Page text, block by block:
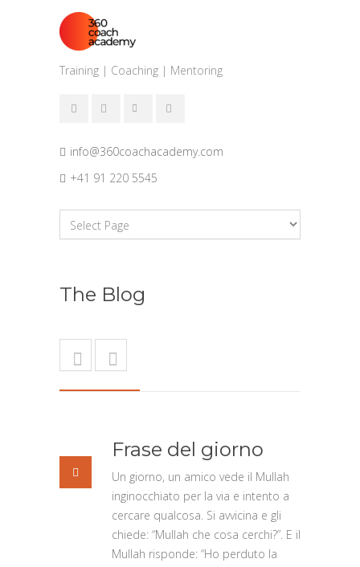
Training | Coaching | Mentoring
info@360coachacademy.com
+41 91 220 5545
The Blog
Frase del giorno
Un giorno, un amico vede il Mullah
inginocchiato per la via e intento a
cercare qualcosa. Si avvicina e gli
chiede: “Mullah che cosa cerchi?”. E il
Mullah risponde: “Ho perduto la